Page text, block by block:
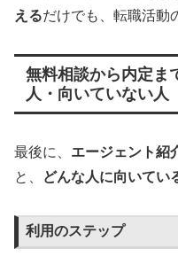
えるだけでも、転職活動
無料相談から内定ま
人・向いていない人
最後に、 エージェント紹
と、
どんな人に向いてい
利用のステップ